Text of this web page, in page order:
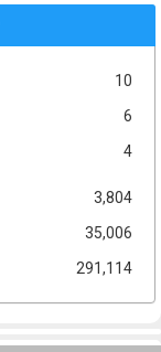
BIỂU HĐND XÃ
10
6
4
3,804
35,006
291,114